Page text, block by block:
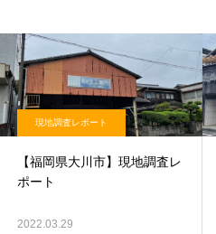
現地調査レポート
【福岡県大川市】現地調査レ
ポート
2022.03.29